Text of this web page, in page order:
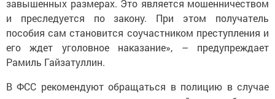
завышенных размерах. Это является мошенничеством
и преследуется по закону. При этом получатель
пособия сам становится соучастником преступления и
его ждет уголовное наказание», – предупреждает
Рамиль Гайзатуллин.
В ФСС рекомендуют обращаться в полицию в случае